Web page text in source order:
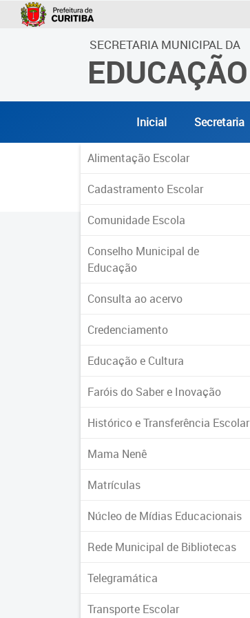
SECRETARIA MUNICIPAL DA
EDUCAÇÃO
Inicial Secretaria
Alimentação Escolar
Cadastramento Escolar
Comunidade Escola
Conselho Municipal de
Educação
Consulta ao acervo
Credenciamento
Educação e Cultura
Faróis do Saber e Inovação
Histórico e Transferência Escolar
Mama Nenê
Matrículas
Núcleo de Mídias Educacionais
Rede Municipal de Bibliotecas
Telegramática
Transporte Escolar